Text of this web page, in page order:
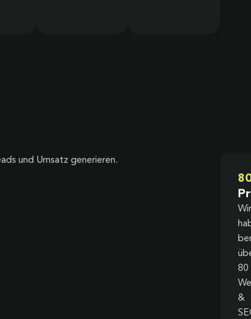
und Umsatz generieren.
Wir
80
&